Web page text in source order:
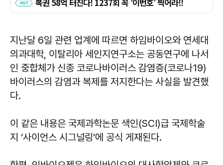
지난달 6일 관련 업계에 따르면 하임바이오와 연세대
의과대학, 이탈리아 세인지연구소는 공동연구에 나서
인 중합체가 신종 코로나바이러스 감염증(코로나19)
바이러스의 감염과 복제를 저지한다는 사실을 발견했
다.
이 같은 내용은 국제과학논문 색인(SCI)급 국제학술
지 ‘사이언스 시그널링’에 공식 게재된다.